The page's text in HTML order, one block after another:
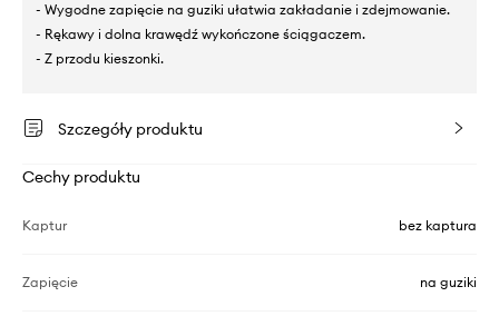
- Wygodne zapięcie na guziki ułatwia zakładanie i zdejmowanie.
- Rękawy i dolna krawędź wykończone ściągaczem.
- Z przodu kieszonki.
Szczegóły produktu
Cechy produktu
Kaptur bez kaptura
Zapięcie na guziki